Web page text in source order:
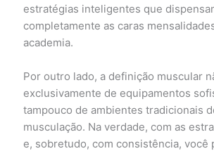
estratégias inteligentes que
completamente as caras
academia.
Por outro lado, a definição muscular
exclusivamente de equipamentos
tampouco de ambientes tradicionais
musculação. Na verdade, com as
e, sobretudo, com consistência, você